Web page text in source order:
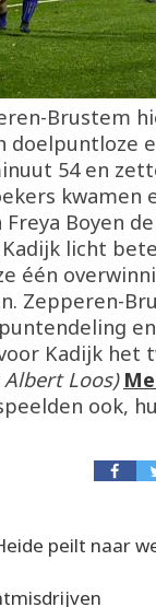
Brustem
doelpuntloze
54 en
kwamen
Boyen
licht
één
Zepperen-
Kadijk het
Albert Loos)
ook,
peilt naar